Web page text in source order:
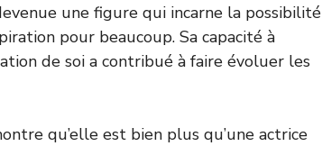
une figure qui incarne la possibilité
pour beaucoup. Sa capacité à
de soi a contribué à faire évoluer les
qu’elle est bien plus qu’une actrice